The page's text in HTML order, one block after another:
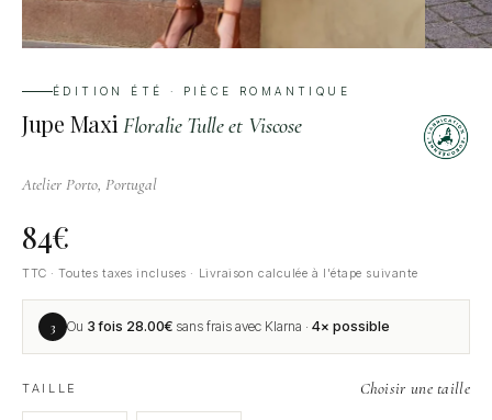
ÉDITION ÉTÉ · PIÈCE ROMANTIQUE
Jupe Maxi Floralie Tulle et Viscose
Atelier Porto, Portugal
84€
TTC · Toutes taxes incluses · Livraison calculée à l'étape suivante
3 Ou 3 fois 28.00€ sans frais avec Klarna · 4× possible
TAILLE Choisir une taille